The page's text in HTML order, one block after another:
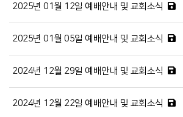
2025년 01월 12일 예배안내 및 교회소식
2025년 01월 05일 예배안내 및 교회소식
2024년 12월 29일 예배안내 및 교회소식
2024년 12월 22일 예배안내 및 교회소식